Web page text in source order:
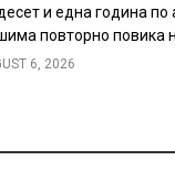
и една година по
повторно повика
6, 2026